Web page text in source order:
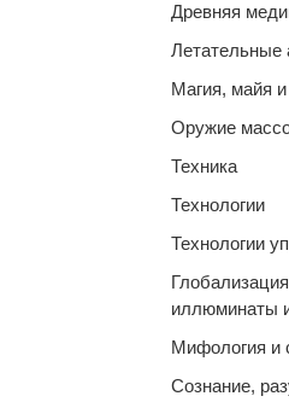
Древняя
Летательные
Магия, майя
Оружие
Техника
Технологии
Технологии
иллюминаты
Мифология и
Сознание,